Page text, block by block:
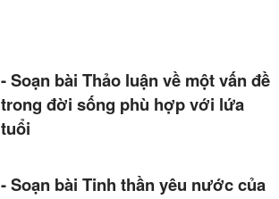
- Soạn bài Thảo luận về một vấn đề
trong đời sống phù hợp với lứa
tuổi
- Soạn bài Tinh thần yêu nước của